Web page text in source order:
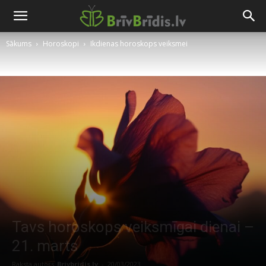
Sākums Horoskopi Ikdienas horoskops veiksmei
Tavs horoskops veiksmīgai dienai –
21. marts
Raksta autors Brivbridis.lv 20/03/2023